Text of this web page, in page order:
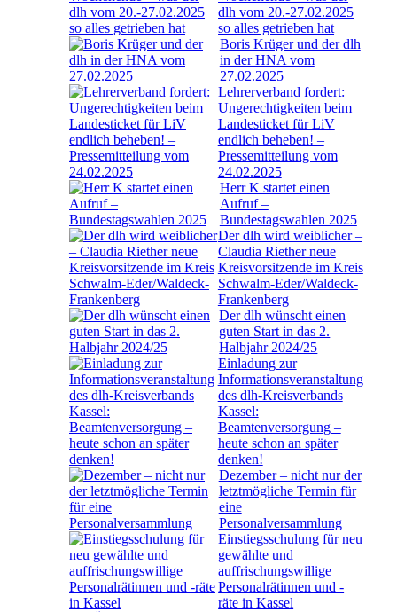
dlh vom 20.-27.02.2025
so alles getrieben hat
Boris Krüger und der dlh
in der HNA vom
27.02.2025
Lehrerverband fordert:
Ungerechtigkeiten beim
Landesticket für LiV
endlich beheben! –
Pressemitteilung vom
24.02.2025
Herr K startet einen
Aufruf –
Bundestagswahlen 2025
Der dlh wird weiblicher –
Claudia Riether neue
Kreisvorsitzende im Kreis
Schwalm-Eder/Waldeck-
Frankenberg
Der dlh wünscht einen
guten Start in das 2.
Halbjahr 2024/25
Einladung zur
Informationsveranstaltung
des dlh-Kreisverbands
Kassel:
Beamtenversorgung –
heute schon an später
denken!
Dezember – nicht nur der
letztmögliche Termin für
eine
Personalversammlung
Einstiegsschulung für neu
gewählte und
auffrischungswillige
Personalrätinnen und -
räte in Kassel